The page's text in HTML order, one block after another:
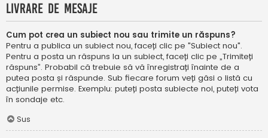
Livrare de mesaje
Cum pot crea un subiect nou sau trimite un răspuns?
Pentru a publica un subiect nou, faceți clic pe "Subiect nou".
Pentru a posta un răspuns la un subiect, faceți clic pe „Trimiteți
răspuns”. Probabil că trebuie să vă înregistrați înainte de a
putea posta și răspunde. Sub fiecare forum veți găsi o listă cu
acțiunile permise. Exemplu: puteți posta subiecte noi, puteți vota
în sondaje etc.
Sus